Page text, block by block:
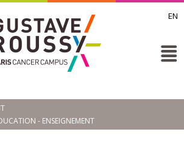
EN
- ENSEIGNEMENT